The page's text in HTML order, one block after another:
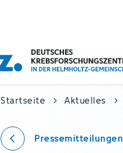
Startseite Aktuelles
Pressemitteilungen